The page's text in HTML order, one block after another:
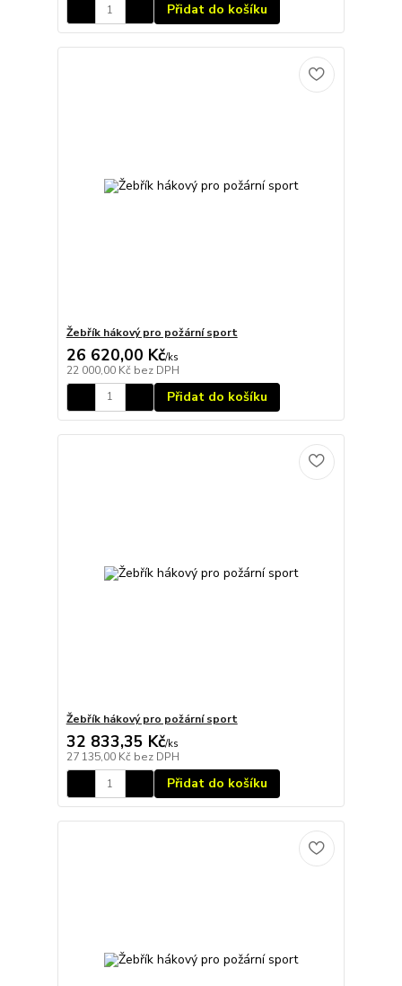
Přidat do košíku
Žebřík hákový pro požární sport
26 620,00 Kč/ks
22 000,00 Kč bez DPH
Přidat do košíku
Žebřík hákový pro požární sport
32 833,35 Kč/ks
27 135,00 Kč bez DPH
Přidat do košíku